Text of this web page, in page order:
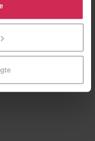
Du kan også
formål ved å klikke